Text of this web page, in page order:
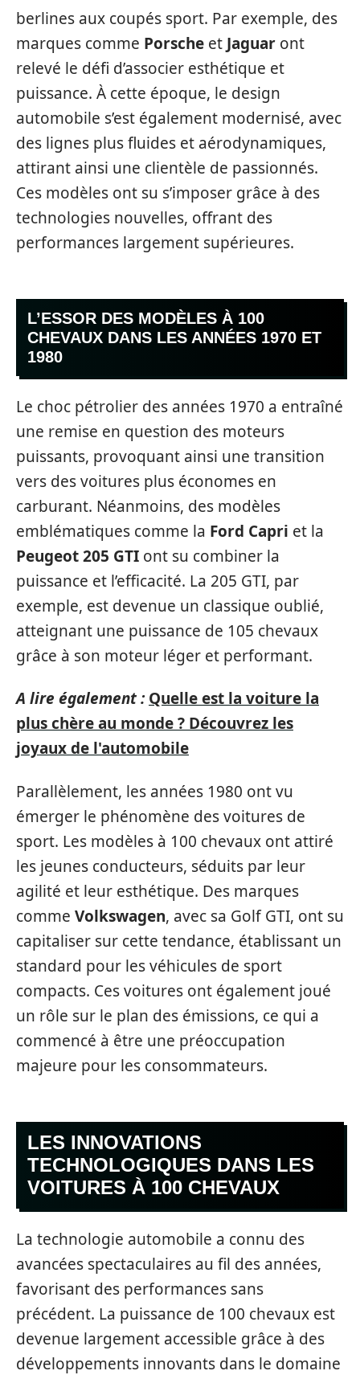
berlines aux coupés sport. Par exemple, des
marques comme Porsche et Jaguar ont
relevé le défi d’associer esthétique et
puissance. À cette époque, le design
automobile s’est également modernisé, avec
des lignes plus fluides et aérodynamiques,
attirant ainsi une clientèle de passionnés.
Ces modèles ont su s’imposer grâce à des
technologies nouvelles, offrant des
performances largement supérieures.
L’ESSOR DES MODÈLES À 100
CHEVAUX DANS LES ANNÉES 1970 ET
1980
Le choc pétrolier des années 1970 a entraîné
une remise en question des moteurs
puissants, provoquant ainsi une transition
vers des voitures plus économes en
carburant. Néanmoins, des modèles
emblématiques comme la Ford Capri et la
Peugeot 205 GTI ont su combiner la
puissance et l’efficacité. La 205 GTI, par
exemple, est devenue un classique oublié,
atteignant une puissance de 105 chevaux
grâce à son moteur léger et performant.
A lire également : Quelle est la voiture la
plus chère au monde ? Découvrez les
joyaux de l'automobile
Parallèlement, les années 1980 ont vu
émerger le phénomène des voitures de
sport. Les modèles à 100 chevaux ont attiré
les jeunes conducteurs, séduits par leur
agilité et leur esthétique. Des marques
comme Volkswagen, avec sa Golf GTI, ont su
capitaliser sur cette tendance, établissant un
standard pour les véhicules de sport
compacts. Ces voitures ont également joué
un rôle sur le plan des émissions, ce qui a
commencé à être une préoccupation
majeure pour les consommateurs.
LES INNOVATIONS
TECHNOLOGIQUES DANS LES
VOITURES À 100 CHEVAUX
La technologie automobile a connu des
avancées spectaculaires au fil des années,
favorisant des performances sans
précédent. La puissance de 100 chevaux est
devenue largement accessible grâce à des
développements innovants dans le domaine